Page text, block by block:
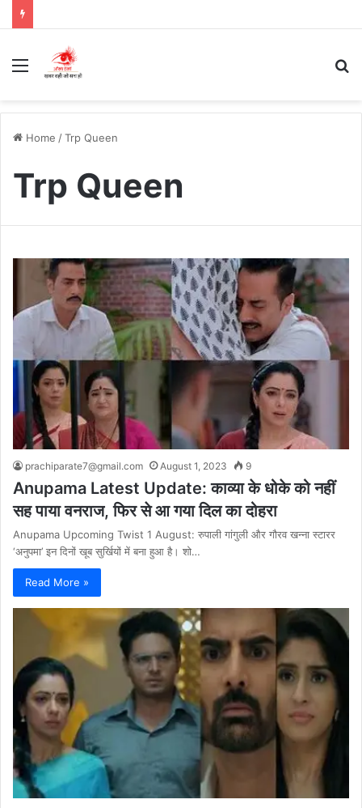
Menu
Home /Trp Queen
Trp Queen
prachiparate7@gmail.com August 1, 2023 9
Anupama Latest Update: काव्या के धोके को नहीं
सह पाया वनराज, फिर से आ गया दिल का दोहरा
Anupama Upcoming Twist 1 August: रुपाली गांगुली और गौरव खन्ना स्टारर
‘अनुपमा’ इन दिनों खूब सुर्खियों में बना हुआ है। शो…
Read More »